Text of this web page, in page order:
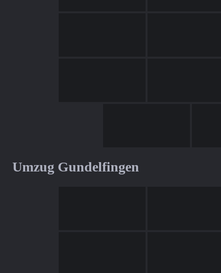
Umzug Gundelfingen